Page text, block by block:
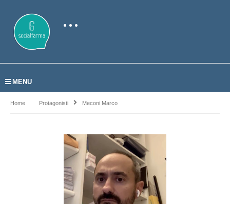
MENU
Home Protagonisti Meconi Marco